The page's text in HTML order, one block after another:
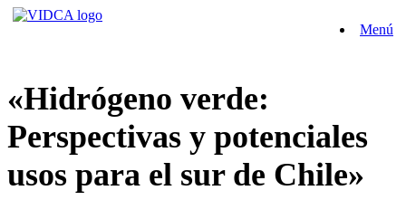
Saltar
Menú
«Hidrógeno verde:
Perspectivas y potenciales
usos para el sur de Chile»